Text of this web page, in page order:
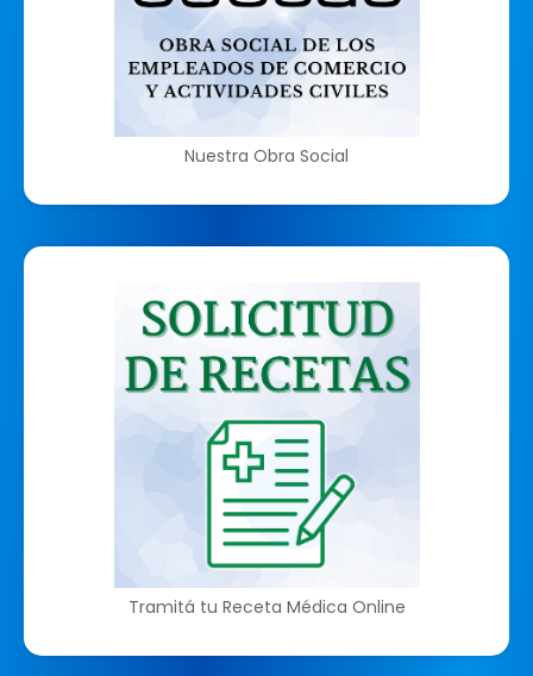
Nuestra Obra Social
Tramitá tu Receta Médica Online